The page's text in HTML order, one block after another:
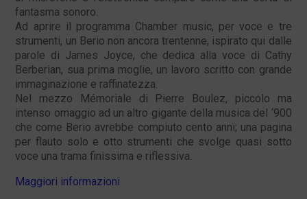
fantasma sonoro.
Ad aprire il programma Chamber music, per voce e tre
strumenti, un Berio non ancora trentenne, ispirato qui dalle
parole di James Joyce, che dedica alla voce di Cathy
Berberian, sua prima moglie, un lavoro scritto con grande
immaginazione e raffinatezza.
Nel mezzo Mémoriale di Pierre Boulez, piccolo ma
intenso omaggio ad un altro gigante della musica del ‘900
che come Berio avrebbe compiuto cento anni; una pagina
per flauto solo e otto strumenti che svolge quasi sotto
voce una trama finissima e riflessiva.
Maggiori informazioni